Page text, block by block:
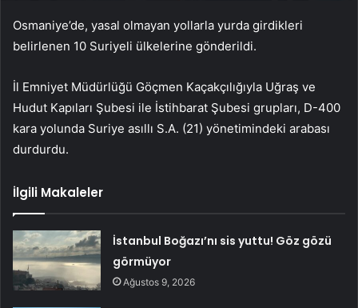
Osmaniye’de, yasal olmayan yollarla yurda girdikleri
belirlenen 10 Suriyeli ülkelerine gönderildi.
İl Emniyet Müdürlüğü Göçmen Kaçakçılığıyla Uğraş ve
Hudut Kapıları Şubesi ile İstihbarat Şubesi grupları, D-400
kara yolunda Suriye asıllı S.A. (21) yönetimindeki arabası
durdurdu.
İlgili Makaleler
İstanbul Boğazı’nı sis yuttu! Göz gözü
görmüyor
Ağustos 9, 2026